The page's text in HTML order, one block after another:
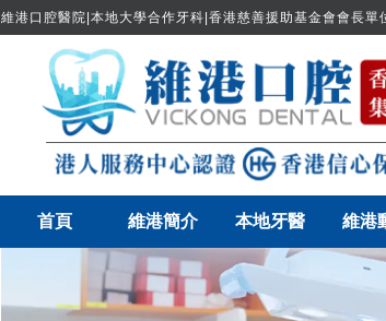
維港口腔醫院|本地大學合作牙科|香港慈善援助基金會會長
首頁 維港簡介 本地牙醫 維港